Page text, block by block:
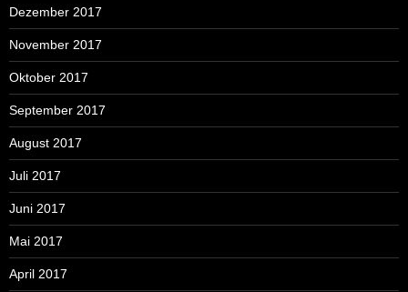
Dezember 2017
November 2017
Oktober 2017
September 2017
August 2017
Juli 2017
Juni 2017
Mai 2017
April 2017